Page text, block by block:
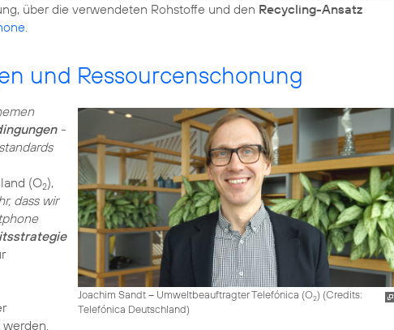
über die verwendeten Rohstoffe und den Recycling-Ansatz
.
und Ressourcenschonung
Joachim Sandt – Umweltbeauftragter Telefónica (O2) (Credits:
Telefónica Deutschland)
-
(O2),
dass wir
werden.